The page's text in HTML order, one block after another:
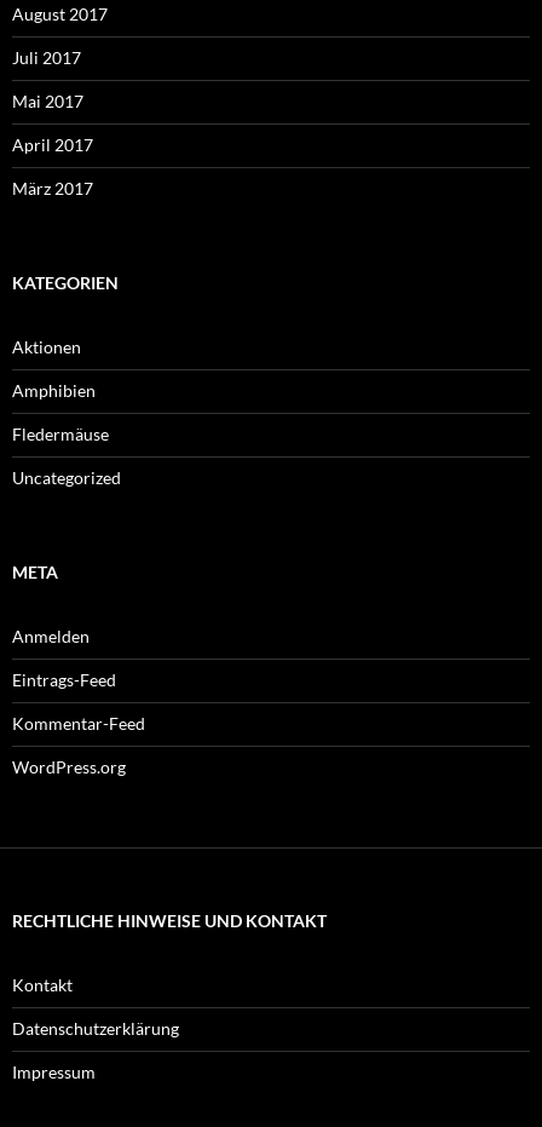
August 2017
Juli 2017
Mai 2017
April 2017
März 2017
KATEGORIEN
Aktionen
Amphibien
Fledermäuse
Uncategorized
META
Anmelden
Eintrags-Feed
Kommentar-Feed
WordPress.org
RECHTLICHE HINWEISE UND KONTAKT
Kontakt
Datenschutzerklärung
Impressum